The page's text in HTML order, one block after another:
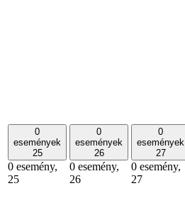
0
események
25
0 esemény,
25
0
események
26
0 esemény,
26
0
események
27
0 esemény,
27